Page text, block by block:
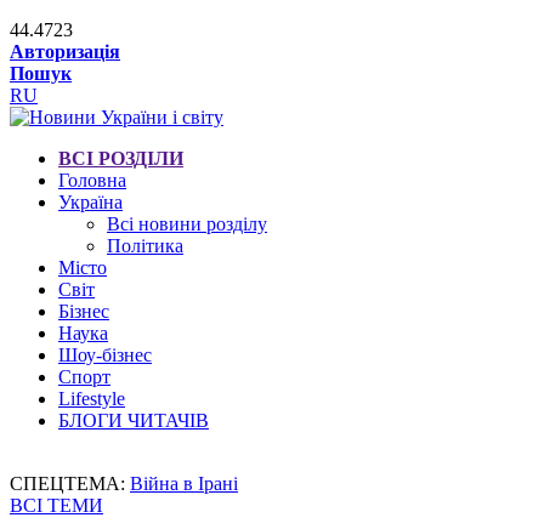
44.4723
Авторизація
Пошук
RU
ВСІ РОЗДІЛИ
Головна
Україна
Всі новини розділу
Політика
Місто
Світ
Бізнес
Наука
Шоу-бізнес
Спорт
Lifestyle
БЛОГИ ЧИТАЧІВ
СПЕЦТЕМА: Війна в Ірані
ВСІ ТЕМИ